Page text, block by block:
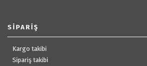
SIPARIŞ
Kargo takibi
Sipariş takibi